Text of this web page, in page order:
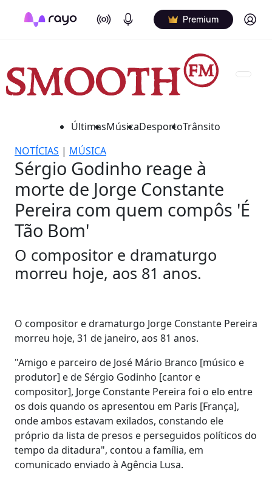
On Air Podcasts Premium Log in
ÚltimasMúsicaDesportoTrânsito
NOTÍCIAS | MÚSICA
Sérgio Godinho reage à
morte de Jorge Constante
Pereira com quem compôs 'É
Tão Bom'
O compositor e dramaturgo
morreu hoje, aos 81 anos.
O compositor e dramaturgo Jorge Constante Pereira
morreu hoje, 31 de janeiro, aos 81 anos.
"Amigo e parceiro de José Mário Branco [músico e
produtor] e de Sérgio Godinho [cantor e
compositor], Jorge Constante Pereira foi o elo entre
os dois quando os apresentou em Paris [França],
onde ambos estavam exilados, constando ele
próprio da lista de presos e perseguidos políticos do
tempo da ditadura", contou a família, em
comunicado enviado à Agência Lusa.